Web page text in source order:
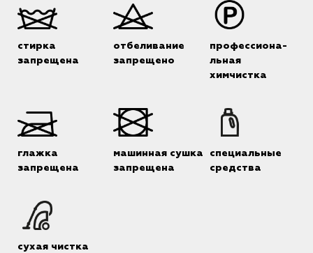
стирка
запрещена
отбеливание
запрещено
профессиона-
льная
химчистка
глажка
запрещена
машинная сушка
запрещена
специальные
средства
сухая чистка